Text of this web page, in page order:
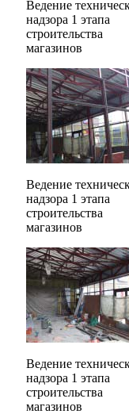
Ведение
надзора 1 этапа
строительства
магазинов
Ведение
надзора 1 этапа
строительства
магазинов
Ведение
надзора 1 этапа
строительства
магазинов